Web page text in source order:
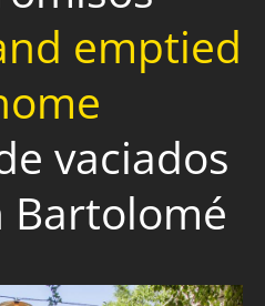
emptied
vaciados
Bartolomé